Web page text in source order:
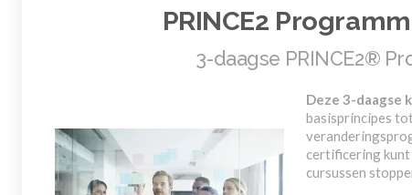
PRINCE2
3-daagse PRINCE2®
Deze 3-daagse
basisprincipes
certificering kunt
cursussen